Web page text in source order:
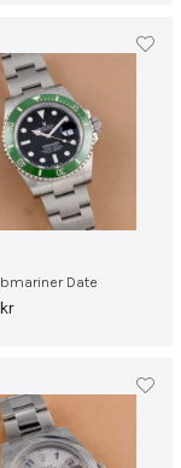
Date
kr